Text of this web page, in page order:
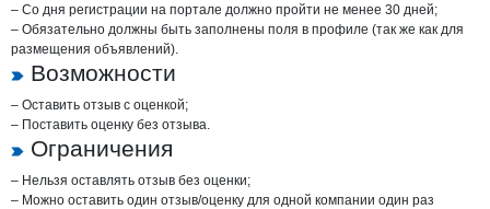
– Со дня регистрации на портале должно пройти не менее 30 дней;
– Обязательно должны быть заполнены поля в профиле (так же как для
размещения объявлений).
Возможности
– Оставить отзыв с оценкой;
– Поставить оценку без отзыва.
Ограничения
– Нельзя оставлять отзыв без оценки;
– Можно оставить один отзыв/оценку для одной компании один раз